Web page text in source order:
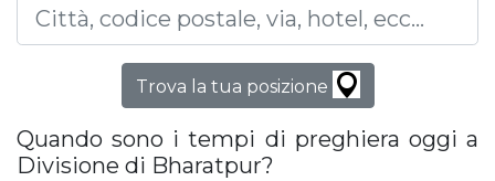
Trova la tua posizione
Quando sono i tempi di preghiera oggi a
Divisione di Bharatpur?